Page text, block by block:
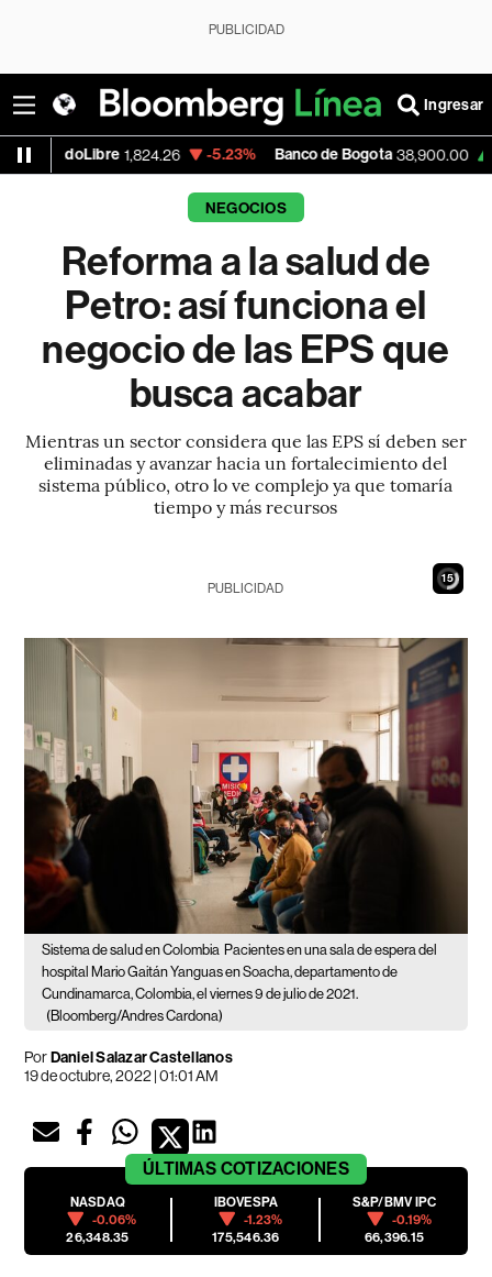
PUBLICIDAD
Ingresar
1,824.26 -5.23% Banco de Bogota 38,900.00 +0.46%
NEGOCIOS
Reforma a la salud de
Petro: así funciona el
negocio de las EPS que
busca acabar
Mientras un sector considera que las EPS sí deben ser
eliminadas y avanzar hacia un fortalecimiento del
sistema público, otro lo ve complejo ya que tomaría
tiempo y más recursos
14
PUBLICIDAD
Sistema de salud en Colombia Pacientes en una sala de espera del
hospital Mario Gaitán Yanguas en Soacha, departamento de
Cundinamarca, Colombia, el viernes 9 de julio de 2021.
(Bloomberg/Andres Cardona)
PorDaniel Salazar Castellanos
19 de octubre, 2022 | 01:01 AM
ÚLTIMAS COTIZACIONES
NASDAQ
-0.06%
26,348.35
IBOVESPA
-1.23%
175,546.36
S&P/BMV IPC
-0.19%
66,396.15